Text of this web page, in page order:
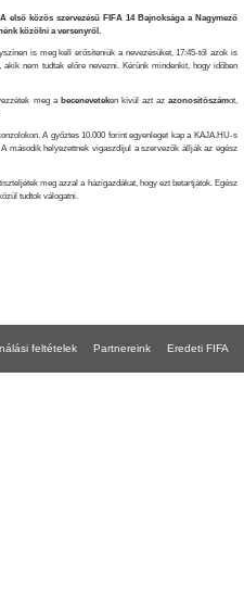
első közös szervezésű FIFA 14 Bajnoksága a Nagymező
közölni a versenyről.
is meg kell erősíteniük a nevezésüket, 17:45-től azok is
nem tudtak előre nevezni. Kérünk mindenkit, hogy időben
meg a beceneveteken kívül azt azazonosítószámot,
A győztes 10.000 forint egyenleget kap a KAJA.HU-s
második helyezettnek vigaszdíjul a szervezők állják az egész
meg azzal a házigazdákat, hogy ezt betartjátok. Egész
tudtok válogatni.
feltételek Partnereink Eredeti FIFA